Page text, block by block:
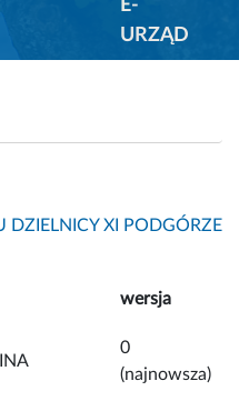
E-
URZĄD
DZIELNICY XI PODGÓRZE
wersja
0
(najnowsza)